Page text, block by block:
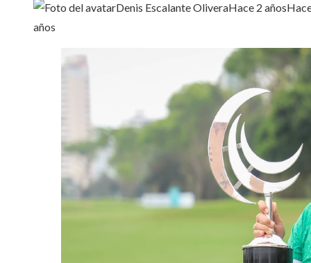
Denis Escalante OliveraHace 2 años
años